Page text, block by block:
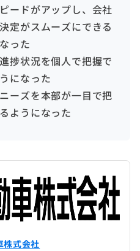
ードがアップし、会社
定がスムーズにできる
った
捗状況を個人で把握で
になった
ーズを本部が一目で把
ようになった
株式会社